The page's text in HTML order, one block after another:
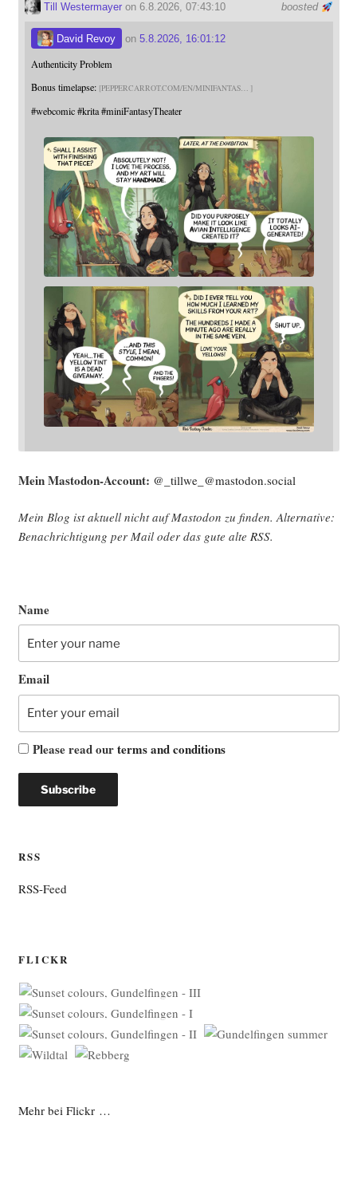
boosted
Till Westermayeron 6.8.2026, 07:43:10
David Revoy on 5.8.2026, 16:01:12
Authenticity Problem
Bonus timelapse: PEPPERCARROT.COM/EN/MINIFANTAS
#webcomic #krita #miniFantasyTheater
Mein Mast­o­don-Account: @_tillwe_@mastodon.social
Mein Blog ist aktu­ell nicht auf Mast­o­don zu fin­den. Alter­na­ti­ve:
Benach­rich­ti­gung per Mail oder das gute alte RSS.
Name
Email
Please read ourterms and conditions
RSS
RSS-Feed
FLICKR
Mehr bei Flickr …